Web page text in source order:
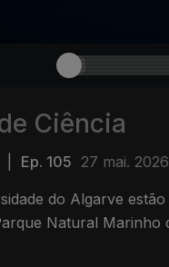
Ciência
Ep. 105 27 mai. 2026
do Algarve
Natural Marinho